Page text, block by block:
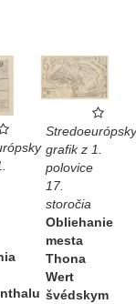
Stredoeurópsky
grafik z 1.
polovice
17.
storočia
Obliehanie
mesta
Thona
Wert
švédskym